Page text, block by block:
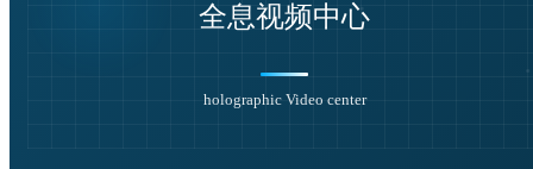
全息视频中心
holographic Video center